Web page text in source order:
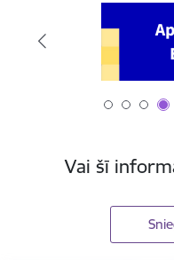
Vai šī